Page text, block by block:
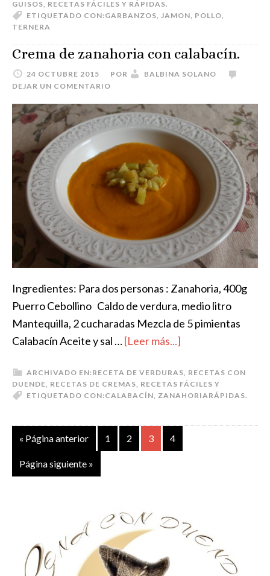
GUISOS, RECETAS FÁCILES Y RÁPIDAS.
ETIQUETADO CON:GARBANZOS, JAMON, POLLO,
TERNERA
Crema de zanahoria con calabacín.
24 OCTUBRE 2015 POR
BALBINA SOLANO
DEJAR UN COMENTARIO
Ingredientes: Para dos personas : Zanahoria, 400g
Puerro Cebollino Caldo de verdura, medio litro
Mantequilla, 2 cucharadas Mezcla de 5 pimientas
Calabacín Aceite y sal …[Leer más...]
ARCHIVADO EN:RECETA DE VERDURAS, RECETAS CON
DUENDE, RECETAS DE CREMAS, RECETAS FÁCILES Y
RÁPIDAS.
ETIQUETADO CON:CALABACÍN, ZANAHORIA
« Página anterior 1 2 3 4
Página siguiente »